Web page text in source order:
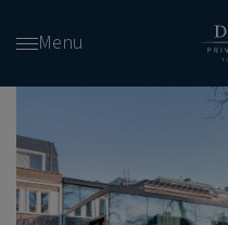
contenu
Menu